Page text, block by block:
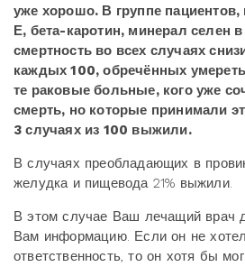
уже хорошо. В группе
Е, бета-каротин, минерал селен в
смертность во всех случаях
каждых 100, обречённых
те раковые больные, кого уже
смерть, но которые принимали
3 случаях из 100 выжили.
В случаях преобладающих в
желудка и пищевода 21% выжили.
В этом случае Ваш лечащий врач
Вам информацию. Если он не
ответственность, то он хотя бы